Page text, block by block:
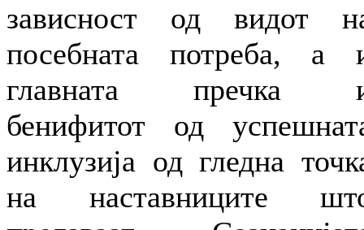
зависност од ви­дот
посебната потреба, а
главната пречка
бенифитот од
инклузија од гле­дна
на наставниците